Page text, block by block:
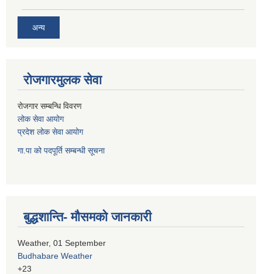
अन्य
रोजगारमुलक सेवा
रोजगार सम्बन्धि विवरण
लोक सेवा आयोग
प्रदेश लोक सेवा आयोग
गा.पा को पदपूर्ति सम्बन्धी सूचना
बुद्धशान्ति- मौसमको जानकारी
Weather, 01 September
Budhabare Weather
+23